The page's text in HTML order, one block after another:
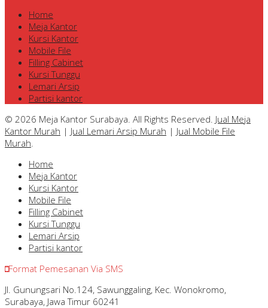
Home
Meja Kantor
Kursi Kantor
Mobile File
Filling Cabinet
Kursi Tunggu
Lemari Arsip
Partisi kantor
© 2026 Meja Kantor Surabaya. All Rights Reserved. Jual Meja
Kantor Murah | Jual Lemari Arsip Murah | Jual Mobile File
Murah
Home
Meja Kantor
Kursi Kantor
Mobile File
Filling Cabinet
Kursi Tunggu
Lemari Arsip
Partisi kantor
Format Pemesanan Via SMS
Jl. Gunungsari No.124, Sawunggaling, Kec. Wonokromo,
Surabaya, Jawa Timur 60241